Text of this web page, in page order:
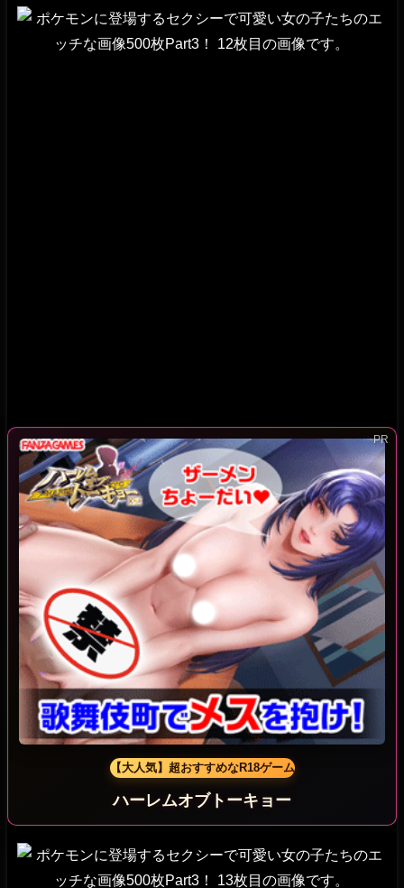
【大人気】超おすすめなR18ゲーム
ハーレムオブトーキョー